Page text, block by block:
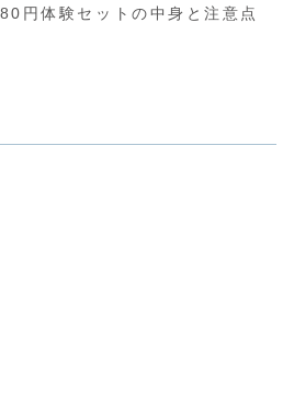
円体験セットの中身と注意点